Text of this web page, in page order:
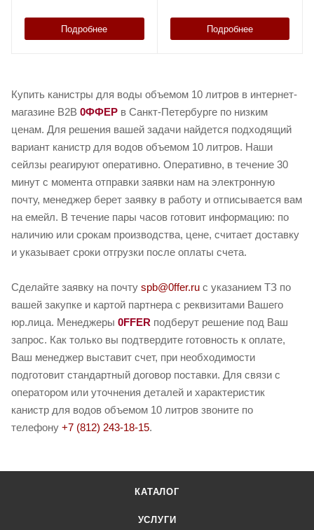
Подробнее Подробнее
Купить канистры для воды объемом 10 литров в интернет-
магазине B2B 0ФФЕР в Санкт-Петербурге по низким
ценам. Для решения вашей задачи найдется подходящий
вариант канистр для водов объемом 10 литров. Наши
сейлзы реагируют оперативно. Оперативно, в течение 30
минут с момента отправки заявки нам на электронную
почту, менеджер берет заявку в работу и отписывается вам
на емейл. В течение пары часов готовит информацию: по
наличию или срокам производства, цене, считает доставку
и указывает сроки отгрузки после оплаты счета.
Сделайте заявку на почту spb@0ffer.ru с указанием ТЗ по
вашей закупке и картой партнера с реквизитами Вашего
юр.лица. Менеджеры 0FFER подберут решение под Ваш
запрос. Как только вы подтвердите готовность к оплате,
Ваш менеджер выставит счет, при необходимости
подготовит стандартный договор поставки. Для связи с
оператором или уточнения деталей и характеристик
канистр для водов объемом 10 литров звоните по
телефону +7 (812) 243-18-15.
КАТАЛОГ
УСЛУГИ